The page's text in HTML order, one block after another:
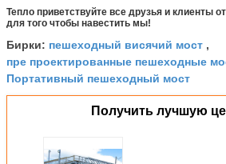
Тепло приветствуйте все друзья и клиенты
для того чтобы навестить мы!
Бирки: пешеходный висячий мост ,
пре проектированные пешеходные
Портативный пешеходный мост
Получить лучшую